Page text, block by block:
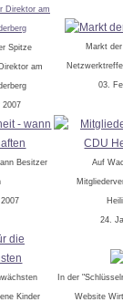
Spitze
am
2007
Markt
03.
Besitzer Auf
24.
Kinder
In der
Website